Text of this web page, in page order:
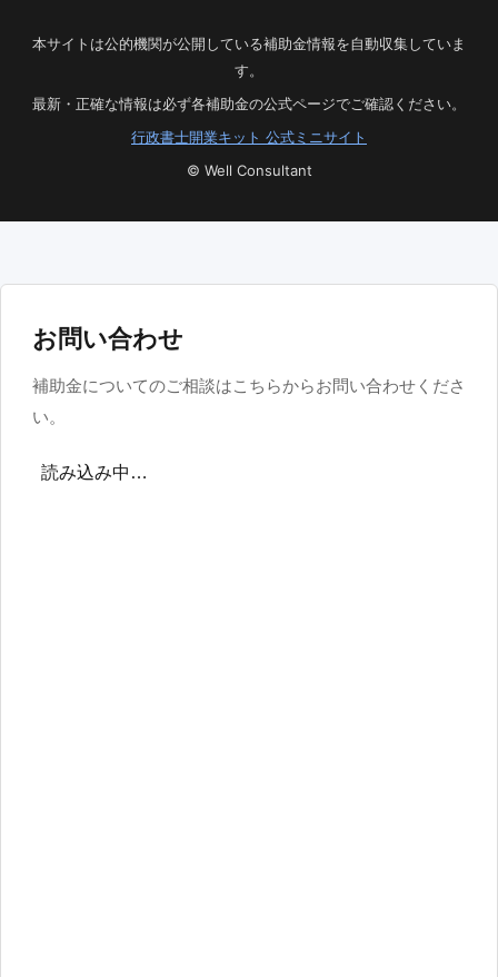
本サイトは公的機関が公開している補助金情報を自動収集していま
す。
最新・正確な情報は必ず各補助金の公式ページでご確認ください。
行政書士開業キット 公式ミニサイト
© Well Consultant
お問い合わせ
補助金についてのご相談はこちらからお問い合わせくださ
い。